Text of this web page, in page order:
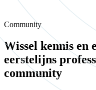
Community
Wissel kennis en
eerstelijns
community